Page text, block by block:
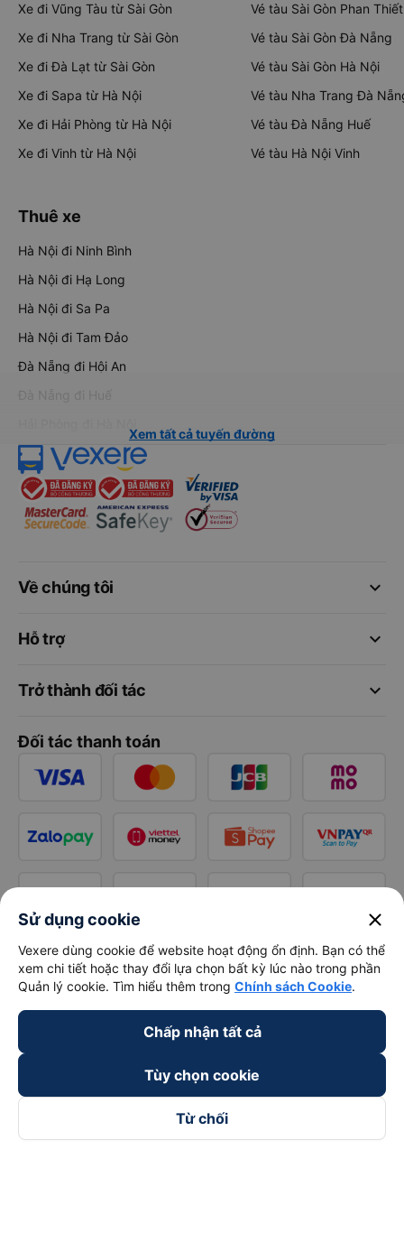
Xe đi Vũng Tàu từ Sài Gòn
Xe đi Nha Trang từ Sài Gòn
Xe đi Đà Lạt từ Sài Gòn
Xe đi Sapa từ Hà Nội
Xe đi Hải Phòng từ Hà Nội
Xe đi Vinh từ Hà Nội
Vé tàu Sài Gòn Phan Thiết
Vé tàu Sài Gòn Đà Nẵng
Vé tàu Sài Gòn Hà Nội
Vé tàu Nha Trang Đà
Vé tàu Đà Nẵng Huế
Vé tàu Hà Nội Vinh
Thuê xe
Hà Nội đi Ninh Bình
Hà Nội đi Hạ Long
Hà Nội đi Sa Pa
Hà Nội đi Tam Đảo
Đà Nẵng đi Hội An
Đà Nẵng đi Huế
Xem tất cả tuyến đường
keyboard_arrow_down
Về chúng tôi
keyboard_arrow_down
Hỗ trợ
keyboard_arrow_down
Trở thành đối tác
Đối tác thanh toán
Sử dụng cookie close
Vexere dùng cookie để website hoạt động ổn định. Bạn có thể
xem chi tiết hoặc thay đổi lựa chọn bất kỳ lúc nào trong phần
Quản lý cookie. Tìm hiểu thêm trong Chính sách Cookie.
Chấp nhận tất cả
Tùy chọn cookie
Từ chối